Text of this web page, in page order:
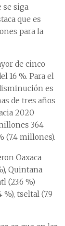
se siga
que es
para la
de cinco
16 %. Para el
es
de tres años
2020
364
(7.4 millones).
Oaxaca
Quintana
(23.6 %)
tseltal (7.9